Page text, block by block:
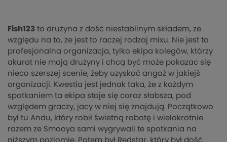
Fish123 to drużyna z dość niestablinym składem, ze
względu na to, że jest to raczej rodzaj mixu. Nie jest to
profesjonalna organizacja, tylko ekipa kolegów, którzy
akurat nie mają drużyny i chcą być może pokazac się
nieco szerszej scenie, żeby uzyskać angaż w jakiejś
organizacji. Kwestia jest jednak taka, że z każdym
spotkaniem ta ekipa staje się coraz słabsza, pod
względem graczy, jacy w niej się znajdują. Początkowo
był tu Andu, który robił świetną robotę i wielokrotnie
razem ze Smooya sami wygrywali te spotkania na
niższym poziomie. Potem był Redstar, który był dość